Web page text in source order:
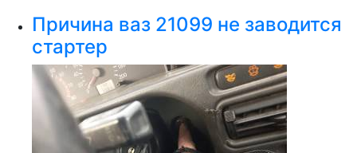
Причина ваз 21099 не заводится
стартер